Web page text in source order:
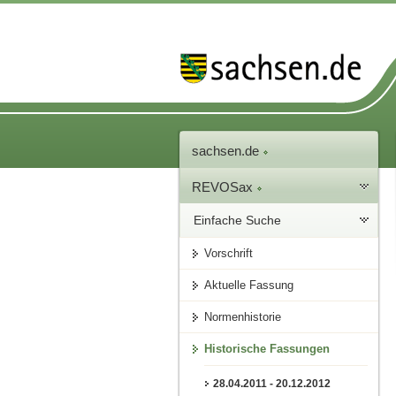
sachsen.de
REVOSax
Einfache Suche
Vorschrift
Aktuelle Fassung
Normenhistorie
Historische Fassungen
28.04.2011 - 20.12.2012